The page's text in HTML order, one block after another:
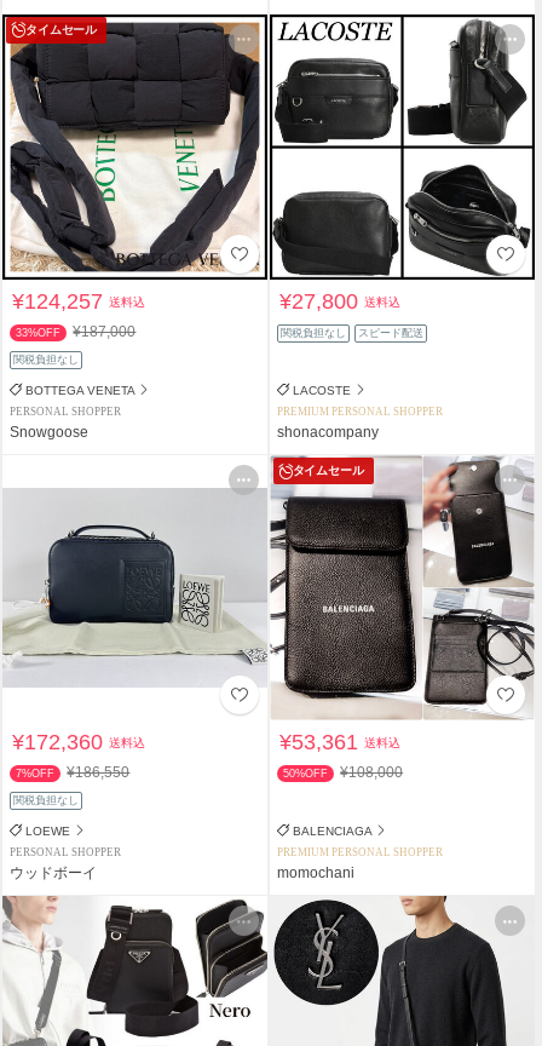
タイムセール
¥124,257送料込
33%OFF ¥187,000
関税負担なし
BOTTEGA VENETA
PERSONAL SHOPPER
Snowgoose
¥27,800送料込
関税負担なし スピード配送
LACOSTE
PREMIUM PERSONAL SHOPPER
shonacompany
¥172,360送料込
7%OFF ¥186,550
関税負担なし
LOEWE
PERSONAL SHOPPER
ウッドボーイ
タイムセール
¥53,361送料込
50%OFF ¥108,000
BALENCIAGA
PREMIUM PERSONAL SHOPPER
momochani